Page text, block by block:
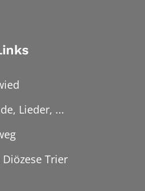
Lieder, ...
Trier